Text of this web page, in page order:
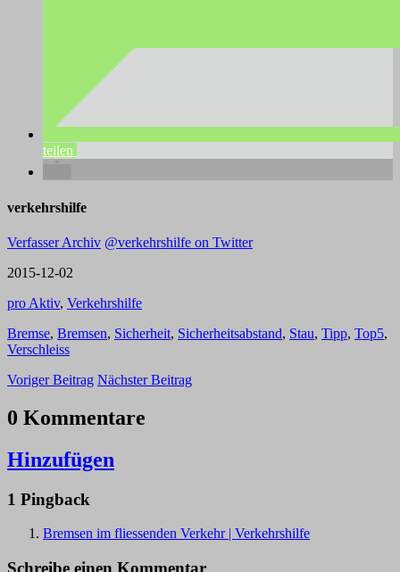
teilen
verkehrshilfe
Verfasser Archiv @verkehrshilfe on Twitter
2015-12-02
pro Aktiv, Verkehrshilfe
Bremse, Bremsen, Sicherheit, Sicherheitsabstand, Stau, Tipp, Top5,
Verschleiss
Voriger Beitrag Nächster Beitrag
0 Kommentare
Hinzufügen
1 Pingback
Bremsen im fliessenden Verkehr | Verkehrshilfe
Schreibe einen Kommentar